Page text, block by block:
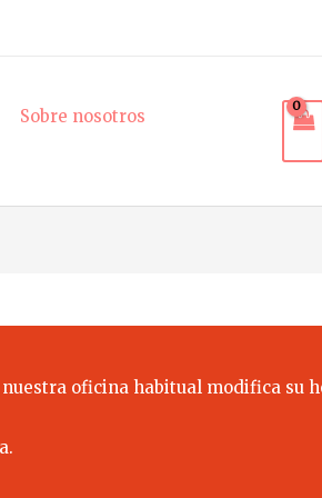
Sobre nosotros
oficina habitual modifica su